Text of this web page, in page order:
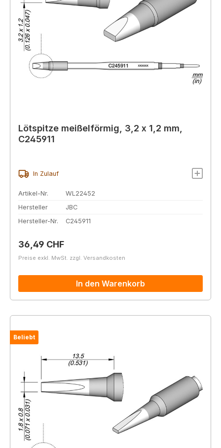
Lötspitze meißelförmig, 3,2 x 1,2 mm,
C245911
In Zulauf
Artikel-Nr.
WL22452
Hersteller
JBC
Hersteller-Nr.
C245911
Regulärer Preis:
36,49 CHF
Preise exkl. MwSt. zzgl. Versandkosten
In den Warenkorb
Beliebt